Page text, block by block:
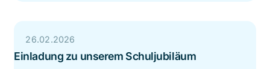
26.02.2026
Einladung zu unserem Schuljubiläum